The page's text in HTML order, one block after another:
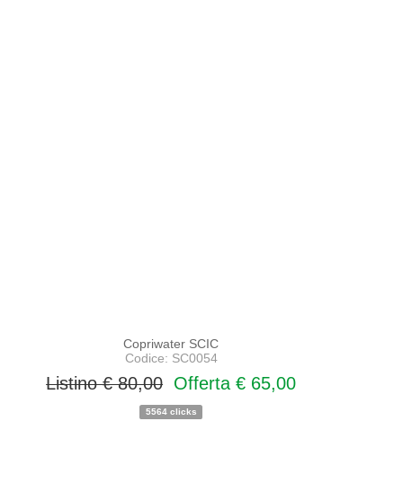
Copriwater SCIC
Codice: SC0054
Listino € 80,00 Offerta € 65,00
5564 clicks